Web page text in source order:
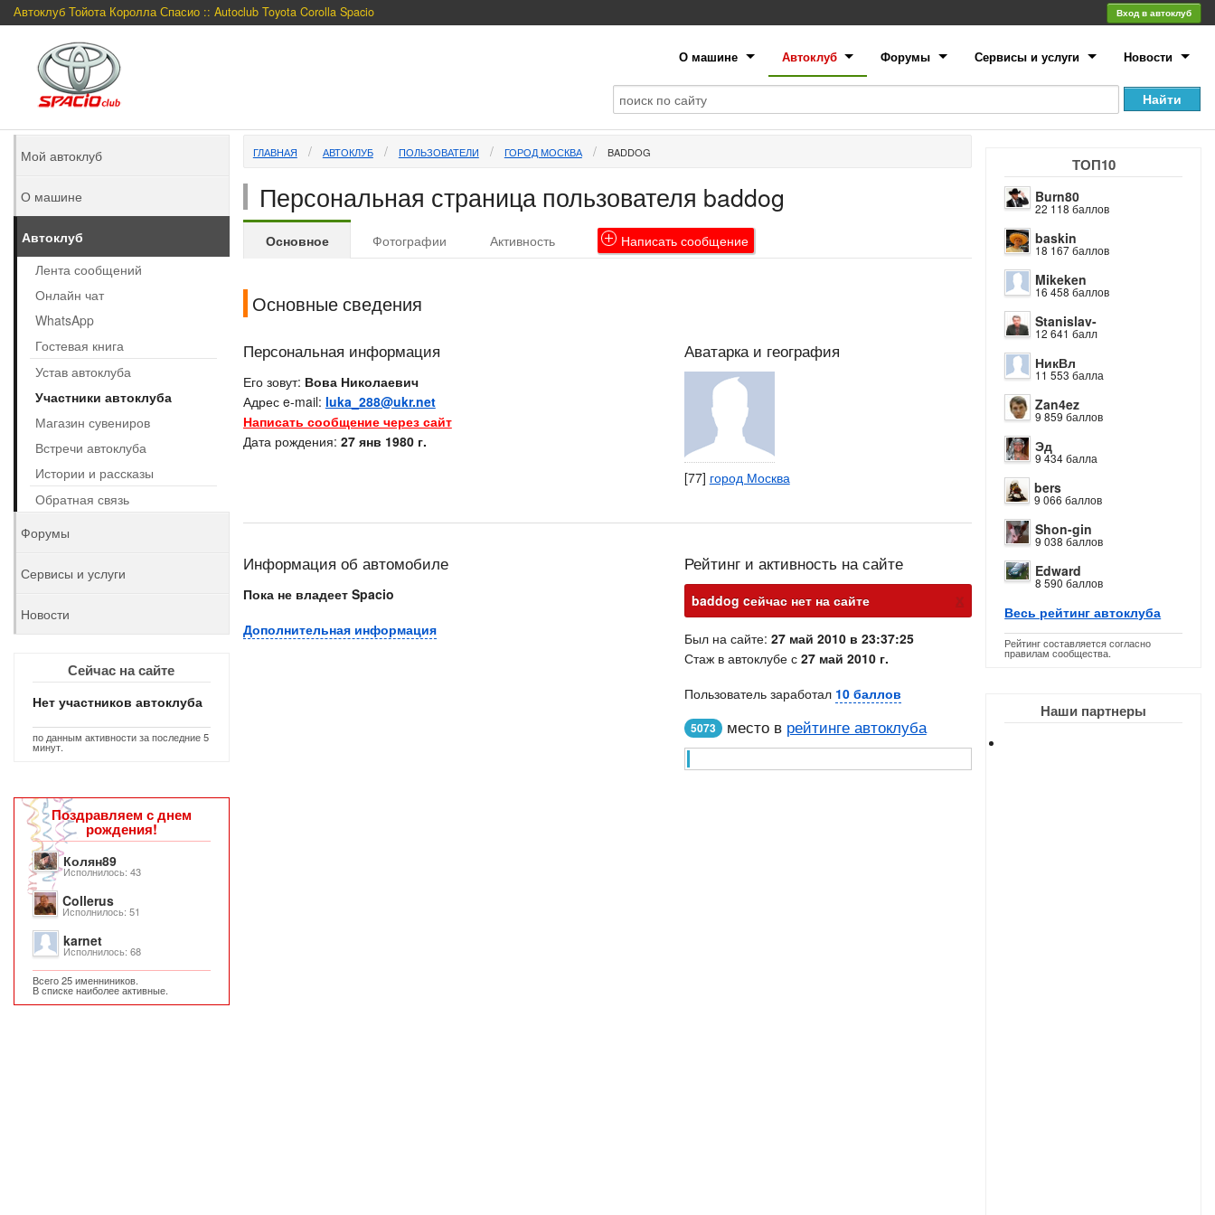
Автоклуб Тойота Королла Спасио :: Autoclub Toyota Corolla Spacio Вход в автоклуб
О машине Автоклуб Форумы Сервисы и услуги Новости
ТОП10
Burn80
22 118 баллов
baskin
18 167 баллов
Mikeken
16 458 баллов
Stanislav-
12 641 балл
НикВл
11 553 балла
Zan4ez
9 859 баллов
Эд
9 434 балла
bers
9 066 баллов
Shon-gin
9 038 баллов
Edward
8 590 баллов
Весь рейтинг автоклуба
Рейтинг составляется согласно
правилам сообщества.
Наши партнеры
ГЛАВНАЯ АВТОКЛУБ ПОЛЬЗОВАТЕЛИ ГОРОД МОСКВА BADDOG
Персональная страница пользователя baddog
Основное Фотографии Активность Написатьсообщение
Основные сведения
Персональная информация
Его зовут: Вова Николаевич
Адрес e-mail: luka_288@ukr.net
Написать сообщение через сайт
Дата рождения: 27 янв 1980 г.
Аватарка и география
[77] город Москва
Информация об автомобиле
Пока не владеет Spacio
Дополнительная информация
Рейтинг и активность на сайте
baddog cейчас нет на сайте х
Был на сайте: 27 май 2010 в 23:37:25
Стаж в автоклубе с 27 май 2010 г.
Пользователь заработал 10 баллов
5073 место в рейтинге автоклуба
Мой автоклуб
О машине
Автоклуб
Лента сообщений
Онлайн чат
WhatsApp
Гостевая книга
Устав автоклуба
Участники автоклуба
Магазин сувениров
Встречи автоклуба
Истории и рассказы
Обратная связь
Форумы
Сервисы и услуги
Новости
Сейчас на сайте
Нет участников автоклуба
по данным активности за последние 5
минут.
Поздравляем с днем
рождения!
Колян89
Исполнилось: 43
Collerus
Исполнилось: 51
karnet
Исполнилось: 68
Всего 25 именниников.
В списке наиболее активные.